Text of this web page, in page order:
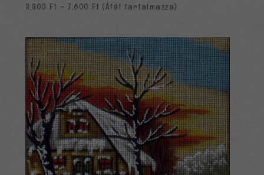
3,300 Ft – 7,800 Ft Ártartomány:
7,800 Ft
(Áfát tartalmazza)